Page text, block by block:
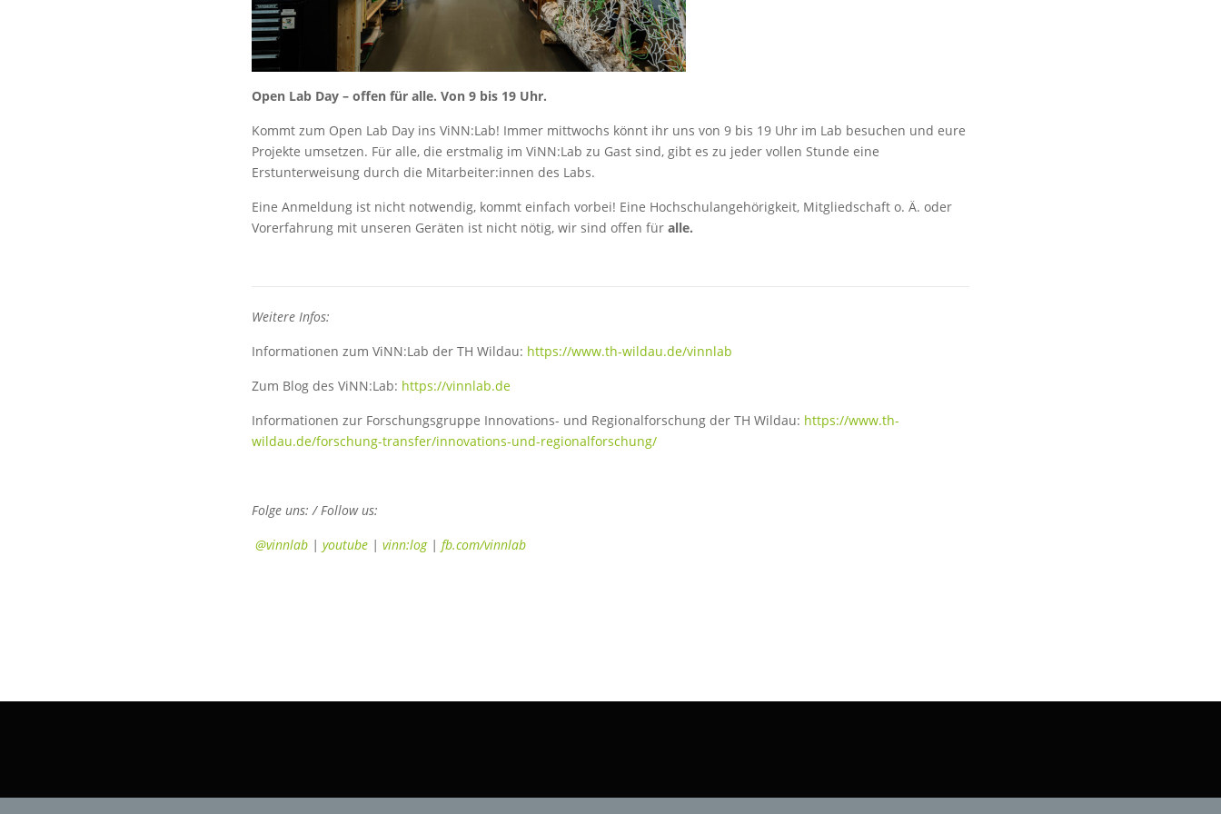
Open Lab Day – offen für alle. Von 9 bis 19 Uhr.
Kommt zum Open Lab Day ins ViNN:Lab! Immer mittwochs könnt ihr uns von 9 bis 19 Uhr im Lab besuchen und eure
Projekte umsetzen. Für alle, die erstmalig im ViNN:Lab zu Gast sind, gibt es zu jeder vollen Stunde eine
Erstunterweisung durch die Mitarbeiter:innen des Labs.
Eine Anmeldung ist nicht notwendig, kommt einfach vorbei! Eine Hochschulangehörigkeit, Mitgliedschaft o. Ä. oder
Vorerfahrung mit unseren Geräten ist nicht nötig, wir sind offen für alle.
Weitere Infos:
Informationen zum ViNN:Lab der TH Wildau: https://www.th-wildau.de/vinnlab
Zum Blog des ViNN:Lab: https://vinnlab.de
Informationen zur Forschungsgruppe Innovations- und Regionalforschung der TH Wildau: https://www.th-
wildau.de/forschung-transfer/innovations-und-regionalforschung/
Folge uns: / Follow us:
@vinnlab | youtube | vinn:log | fb.com/vinnlab